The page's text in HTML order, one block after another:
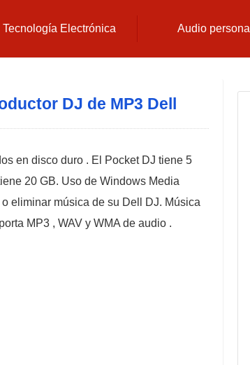
Tecnología Electrónica Audio personal
DJ de MP3 Dell
​​en disco duro . El Pocket DJ tiene 5
20 GB. Uso de Windows Media
eliminar música de su Dell DJ. Música
MP3 , WAV y WMA de audio .